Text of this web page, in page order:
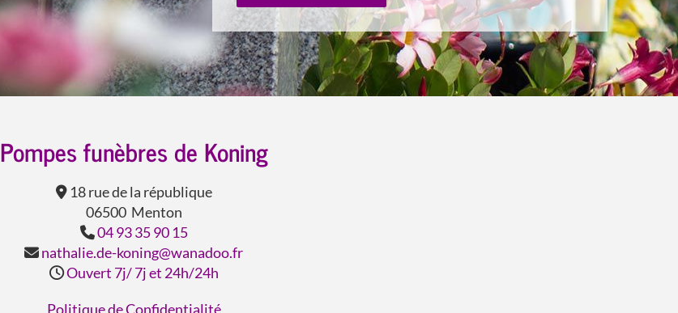
Pompes funèbres de Koning
18 rue de la république
06500 Menton
04 93 35 90 15
 nathalie.de-koning@wanadoo.fr
Ouvert 7j/ 7j et 24h/24h
Politique de Confidentialité